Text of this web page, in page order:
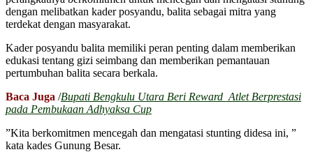
dengan melibatkan kader posyandu, balita sebagai mitra yang
terdekat dengan masyarakat.
Kader posyandu balita memiliki peran penting dalam memberikan
edukasi tentang gizi seimbang dan memberikan pemantauan
pertumbuhan balita secara berkala.
Baca Juga /Bupati Bengkulu Utara Beri Reward Atlet Berprestasi
pada Pembukaan Adhyaksa Cup
”Kita berkomitmen mencegah dan mengatasi stunting didesa ini, ”
kata kades Gunung Besar.